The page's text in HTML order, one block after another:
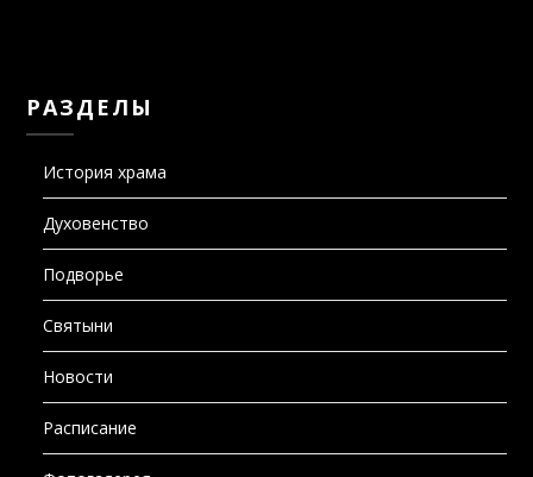
РАЗДЕЛЫ
История храма
Духовенство
Подворье
Святыни
Новости
Расписание